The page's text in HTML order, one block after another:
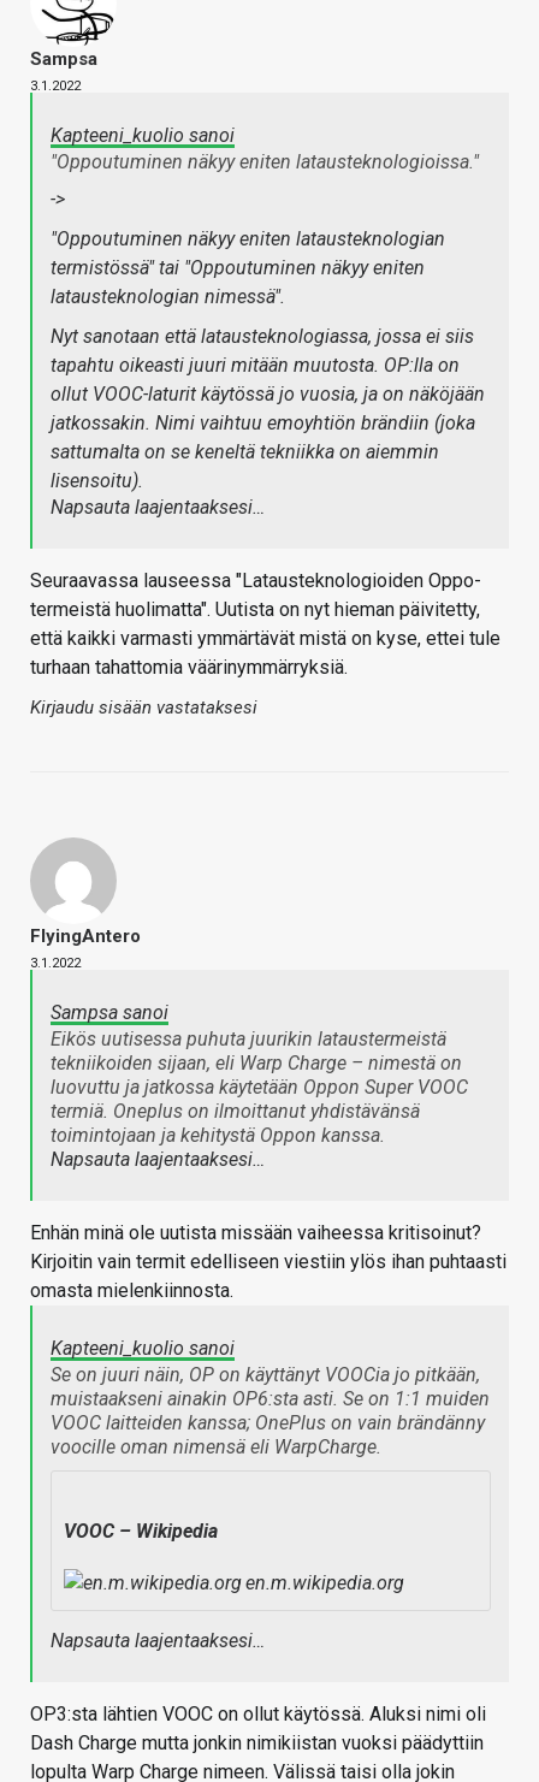
Sampsa
3.1.2022
Kapteeni_kuolio sanoi
"Oppoutuminen näkyy eniten latausteknologioissa."
->
"Oppoutuminen näkyy eniten latausteknologian
termistössä" tai "Oppoutuminen näkyy eniten
latausteknologian nimessä".
Nyt sanotaan että latausteknologiassa, jossa ei siis
tapahtu oikeasti juuri mitään muutosta. OP:lla on
ollut VOOC-laturit käytössä jo vuosia, ja on näköjään
jatkossakin. Nimi vaihtuu emoyhtiön brändiin (joka
sattumalta on se keneltä tekniikka on aiemmin
lisensoitu).
Napsauta laajentaaksesi…
Seuraavassa lauseessa "Latausteknologioiden Oppo-
termeistä huolimatta". Uutista on nyt hieman päivitetty,
että kaikki varmasti ymmärtävät mistä on kyse, ettei tule
turhaan tahattomia väärinymmärryksiä.
Kirjaudu sisään vastataksesi
FlyingAntero
3.1.2022
Sampsa sanoi
Eikös uutisessa puhuta juurikin lataustermeistä
tekniikoiden sijaan, eli Warp Charge – nimestä on
luovuttu ja jatkossa käytetään Oppon Super VOOC
termiä. Oneplus on ilmoittanut yhdistävänsä
toimintojaan ja kehitystä Oppon kanssa.
Napsauta laajentaaksesi…
Enhän minä ole uutista missään vaiheessa kritisoinut?
Kirjoitin vain termit edelliseen viestiin ylös ihan puhtaasti
omasta mielenkiinnosta.
Kapteeni_kuolio sanoi
Se on juuri näin, OP on käyttänyt VOOCia jo pitkään,
muistaakseni ainakin OP6:sta asti. Se on 1:1 muiden
VOOC laitteiden kanssa; OnePlus on vain brändänny
voocille oman nimensä eli WarpCharge.
VOOC – Wikipedia
en.m.wikipedia.org
Napsauta laajentaaksesi…
OP3:sta lähtien VOOC on ollut käytössä. Aluksi nimi oli
Dash Charge mutta jonkin nimikiistan vuoksi päädyttiin
lopulta Warp Charge nimeen. Välissä taisi olla jokin